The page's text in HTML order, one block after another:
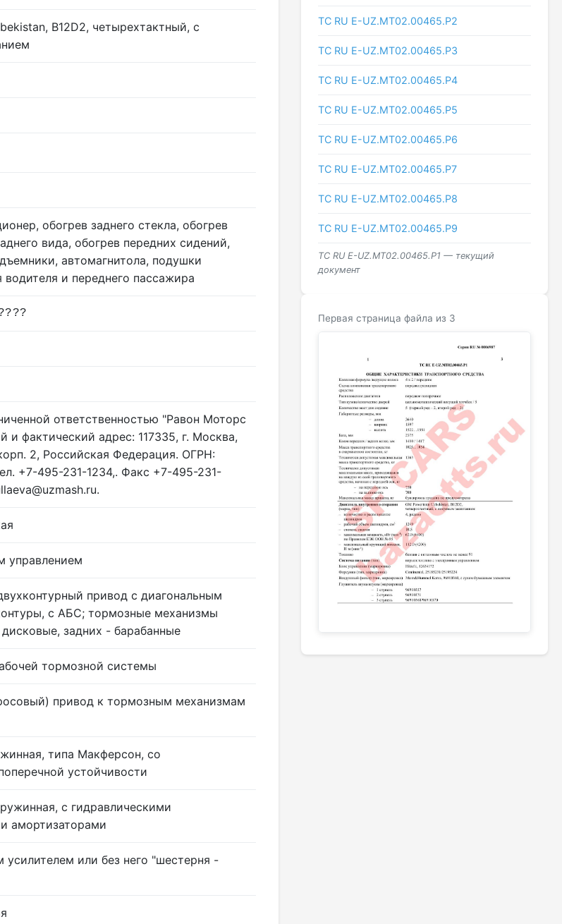
B12D2, четырехтактный, с
обогрев заднего стекла, обогрев
вида, обогрев передних сидений,
автомагнитола, подушки
водителя и переднего пассажира
ответственностью "Равон Моторс
и фактический адрес: 117335, г. Москва,
2, Российская Федерация. ОГРН:
+7-495-231-1234,. Факс +7-495-231-
управлением
привод с диагональным
с АБС; тормозные механизмы
задних - барабанные
тормозной системы
привод к тормозным механизмам
типа Макферсон, со
устойчивости
с гидравлическими
амортизаторами
усилителем или без него "шестерня -
ТС RU Е-UZ.МТ02.00465.Р2
ТС RU Е-UZ.МТ02.00465.Р3
ТС RU Е-UZ.МТ02.00465.Р4
ТС RU Е-UZ.МТ02.00465.Р5
ТС RU Е-UZ.МТ02.00465.Р6
ТС RU Е-UZ.МТ02.00465.Р7
ТС RU Е-UZ.МТ02.00465.Р8
ТС RU Е-UZ.МТ02.00465.Р9
ТС RU Е-UZ.МТ02.00465.Р1 — текущий
документ
Первая страница файла из 3